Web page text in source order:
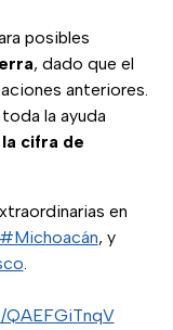
posibles
, dado que el
anteriores.
la ayuda
cifra de
en
#Michoacán, y
.